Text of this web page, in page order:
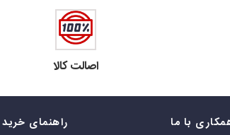
اصالت کالا
با ما راهنمای خرید